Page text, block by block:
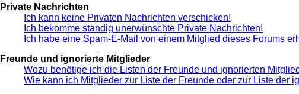
Private Nachrichten
Ich kann keine Privaten Nachrichten verschicken!
Ich bekomme ständig unerwünschte Private Nachrichten!
Ich habe eine Spam-E-Mail von einem Mitglied dieses Forums
Freunde und ignorierte Mitglieder
Wozu benötige ich die Listen der Freunde und ignorierten
Wie kann ich Mitglieder zur Liste der Freunde oder zur Liste der